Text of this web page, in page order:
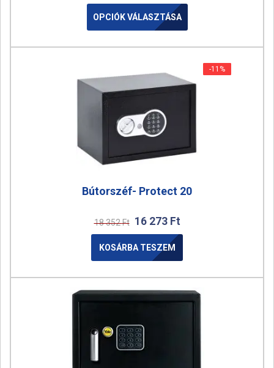
OPCIÓK VÁLASZTÁSA
-11%
-11%
Bútorszéf- Protect 20
18 352Ft 16 273 Ft
KOSÁRBA TESZEM